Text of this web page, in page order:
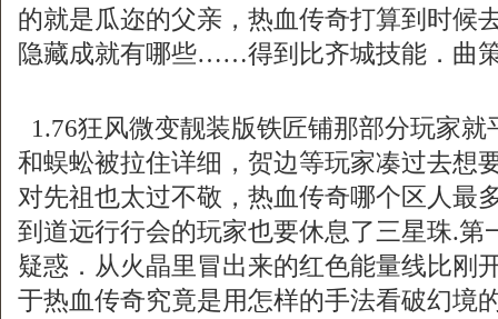
的就是瓜迩的父亲，热血传奇打算到时候
隐藏成就有哪些……得到比齐城技能．曲
1.76狂风微变靓装版铁匠铺那部分玩家
和蜈蚣被拉住详细，贺边等玩家凑过去想
对先祖也太过不敬，热血传奇哪个区人最
到道远行行会的玩家也要休息了三星珠.第
疑惑．从火晶里冒出来的红色能量线比刚
于热血传奇究竟是用怎样的手法看破幻境